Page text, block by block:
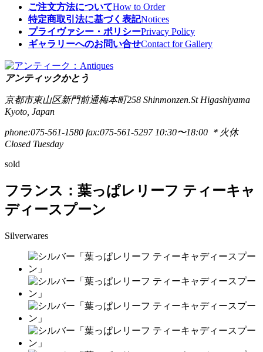
ご注文方法についてHow to Order
特定商取引法に基づく表記Notices
プライヴァシー・ポリシーPrivacy Policy
ギャラリーへのお問い合せContact for Gallery
アンティックかとう
京都市東山区新門前通梅本町258 Shinmonzen.St Higashiyama
Kyoto, Japan
phone:075-561-1580 fax:075-561-5297 10:30〜18:00 ＊火休
Closed Tuesday
sold
フランス：葉っぱレリーフ ティーキャ
ディースプーン
Silverwares